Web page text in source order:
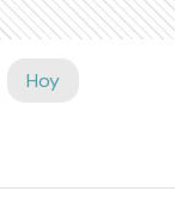
Hoy